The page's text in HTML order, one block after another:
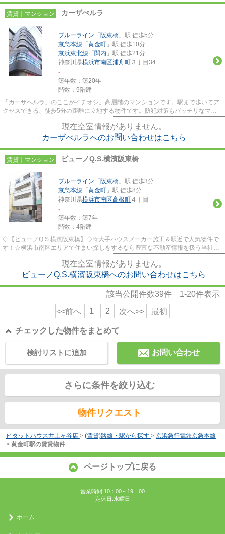
賃貸｜マンション カーザぺルラ
ブルーライン 「 阪東橋 」駅 徒歩5分
京急本線 「 黄金町 」駅 徒歩10分
京浜東北線 「 関内 」駅 徒歩21分
神奈川県横浜市南区浦舟町 ３丁目34
-
築年数：築20年
階数：9階建
「カーザぺルラ」のここがイチオシ。高層階のマンションです。駅まで歩いてア
クセスできる、徒歩5分の距離に立地する物件です。防犯対策もバッチリなマン
現在空室情報がありません。
カーザぺルラへのお問い合わせはこちら
賃貸｜マンション ビューノQ.S.横濱阪東橋
ブルーライン 「 阪東橋 」駅 徒歩3分
京急本線 「 黄金町 」駅 徒歩8分
神奈川県横浜市南区高根町 ４丁目
-
築年数：築7年
階数：4階建
◇【ビューノQ.S.横濱阪東橋】◇☆大手ハウスメーカー施工＆駅近で人気物件で
す！☆横浜市南区エリアで住まい探しをするなら豊富な不動産情報を扱う当社
現在空室情報がありません。
ビューノQ.S.横濱阪東橋へのお問い合わせはこちら
該当公開件数39件 1-20件表示
<<前へ 1 2 次へ>> 最初
チェックした物件をまとめて
お問い合わせ
検討リストに追加
さらに条件を絞り込む
物件リクエスト
ピタットハウス井土ヶ谷店 > (賃貸)路線・駅から探す > 京浜急行電鉄京急本線
> 黄金町駅の賃貸物件
ページトップに戻る
営業時間:10：00～19：00
定休日:水曜日
ホーム